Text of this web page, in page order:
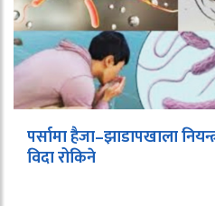
पर्सामा हैजा–झाडापखाला
विदा रोकिने